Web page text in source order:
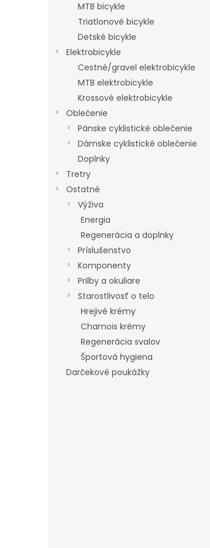
MTB bicykle
Triatlonové bicykle
Detské bicykle
Elektrobicykle
Cestné/gravel elektrobicykle
MTB elektrobicykle
Krossové elektrobicykle
Oblečenie
Pánske cyklistické oblečenie
Dámske cyklistické oblečenie
Doplnky
Tretry
Ostatné
Výživa
Energia
Regenerácia a doplnky
Príslušenstvo
Komponenty
Prilby a okuliare
Starostlivosť o telo
Hrejivé krémy
Chamois krémy
Regenerácia svalov
Športová hygiena
Darčekové poukážky